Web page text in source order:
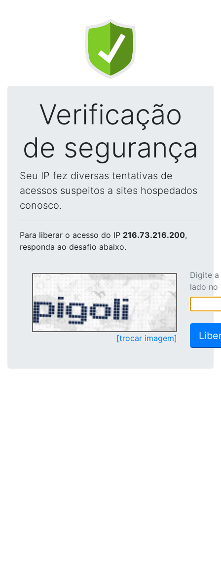
Verificação
de segurança
Seu IP fez diversas tentativas de
acessos suspeitos a sites hospedados
conosco.
Para liberar o acesso do IP 216.73.216.200,
responda ao desafio abaixo.
[trocar imagem]
Digite
lado no